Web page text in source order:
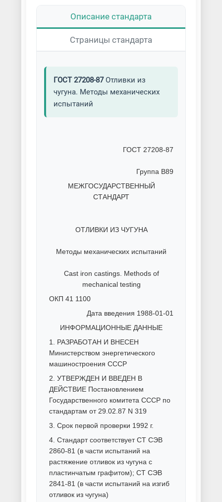
Описание стандарта
Страницы стандарта
ГОСТ 27208-87Отливки из
чугуна. Методы механических
испытаний